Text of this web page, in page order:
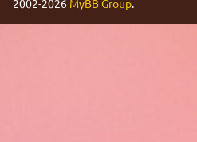
2002-2026 MyBB Group.